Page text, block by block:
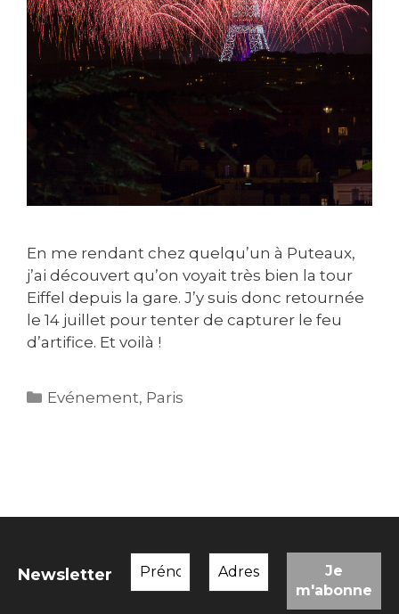
En me rendant chez quelqu’un à Puteaux,
j’ai découvert qu’on voyait très bien la tour
Eiffel depuis la gare. J’y suis donc retournée
le 14 juillet pour tenter de capturer le feu
d’artifice. Et voilà !
Catégories
Evénement, Paris
Newsletter